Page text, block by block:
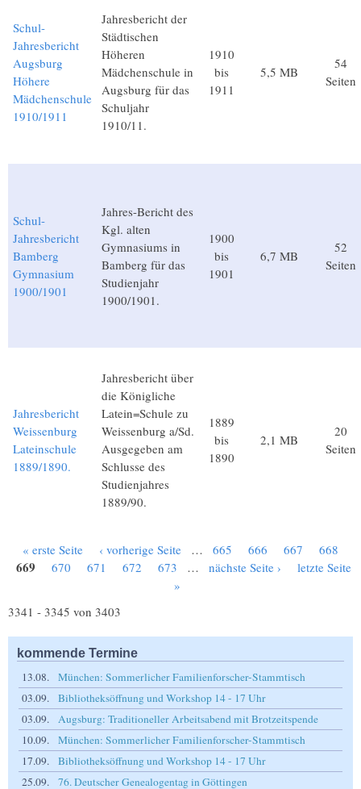
Schul-
Jahresbericht
Augsburg
Höhere
Mädchenschule
1910/1911
Jahresbericht der
Städtischen
Höheren
Mädchenschule in
Augsburg für das
Schuljahr
1910/11.
1910
bis
1911
5,5 MB
54
Seiten
Schul-
Jahresbericht
Bamberg
Gymnasium
1900/1901
Jahres-Bericht des
Kgl. alten
Gymnasiums in
Bamberg für das
Studienjahr
1900/1901.
1900
bis
1901
6,7 MB
52
Seiten
Jahresbericht
Weissenburg
Lateinschule
1889/1890.
Jahresbericht über
die Königliche
Latein=Schule zu
Weissenburg a/Sd.
Ausgegeben am
Schlusse des
Studienjahres
1889/90.
1889
bis
1890
2,1 MB
20
Seiten
Seiten
« erste Seite ‹ vorherige Seite … 665 666 667 668
669 670 671 672 673 … nächste Seite ›
letzte Seite
»
3341 - 3345 von 3403
kommende Termine
13.08.
München: Sommerlicher Familienforscher-Stammtisch
03.09.
Bibliotheksöffnung und Workshop 14 - 17 Uhr
03.09.
Augsburg: Traditioneller Arbeitsabend mit Brotzeitspende
10.09.
München: Sommerlicher Familienforscher-Stammtisch
17.09.
Bibliotheksöffnung und Workshop 14 - 17 Uhr
25.09.
76. Deutscher Genealogentag in Göttingen